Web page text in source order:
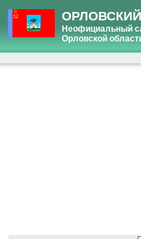
Неофициальный
Орловской